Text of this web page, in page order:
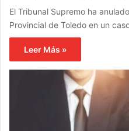
El Tribunal Supremo ha
Provincial de Toledo en un
Leer Más »